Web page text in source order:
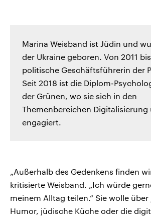
Marina Weisband ist Jüdin und
der Ukraine geboren. Von 2011
politische Geschäftsführerin der
Seit 2018 ist die Diplom-
der Grünen, wo sie sich in den
Themenbereichen Digitalisierung
engagiert.
„Außerhalb des Gedenkens finden
kritisierte Weisband. „Ich würde
meinem Alltag teilen.“ Sie wolle
Humor, jüdische Küche oder die